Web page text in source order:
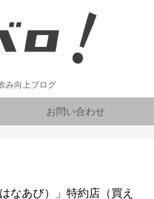
み向上ブログ
お問い合わせ
なあび）」特約店（買え